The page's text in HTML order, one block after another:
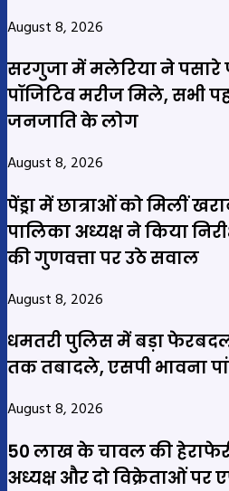
August 8, 2026
सरगुजा में मलेरिया ने पसारे
पॉजिटिव मरीज मिले, सभी
जनजाति के लोग
August 8, 2026
पेंड्रा में छात्राओं को मिलीं
पालिका अध्यक्ष ने किया
की गुणवत्ता पर उठे सवाल
August 8, 2026
धमतरी पुलिस में बड़ा
तक तबादले, एसपी भावना
August 8, 2026
50 लाख के चावल की
अध्यक्ष और दो विक्रेताओं